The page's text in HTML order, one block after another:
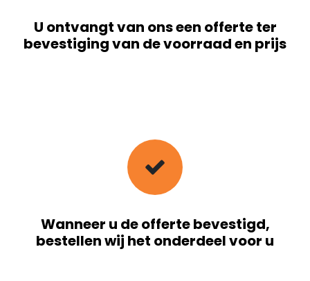
U ontvangt van ons een offerte ter
bevestiging van de voorraad en prijs
Wanneer u de offerte bevestigd,
bestellen wij het onderdeel voor u